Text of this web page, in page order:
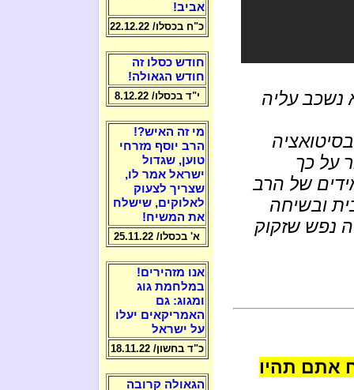
נשכב עליה
על כך
של הרב
ובשיחה
חולה נפש שזקוק
אתם תהיו
אביב!
כ"ח בכסלו/ 22.12.22
חודש כסלו זה
חודש הגאולה!
י"ד בכסלו/ 8.12.22
מי זה האיש?!
הרב יוסף מזרחי
טוען, שגדול
ישראל אמר לו,
שצריך לצעוק
לאלוקים, שישלח
את המשיח!
א' בכסלו/ 25.11.22
אנו מזהירים!
במלחמת גוג
ומגוג: גם
האמריקאים יעלו
על ישראל
כ"ד בחשון/ 18.11.22
הגאולה קרובה